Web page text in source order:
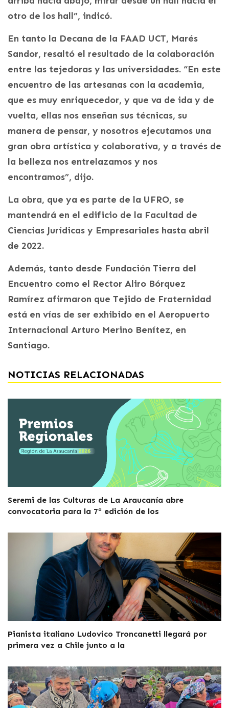
otro de los hall”, indicó.
En tanto la Decana de la FAAD UCT, Marés
Sandor, resaltó el resultado de la colaboración
entre las tejedoras y las universidades. “En este
encuentro de las artesanas con la academia,
que es muy enriquecedor, y que va de ida y de
vuelta, ellas nos enseñan sus técnicas, su
manera de pensar, y nosotros ejecutamos una
gran obra artística y colaborativa, y a través de
la belleza nos entrelazamos y nos
encontramos”, dijo.
La obra, que ya es parte de la UFRO, se
mantendrá en el edificio de la Facultad de
Ciencias Jurídicas y Empresariales hasta abril
de 2022.
Además, tanto desde Fundación Tierra del
Encuentro como el Rector Aliro Bórquez
Ramírez afirmaron que Tejido de Fraternidad
está en vías de ser exhibido en el Aeropuerto
Internacional Arturo Merino Benítez, en
Santiago.
NOTICIAS RELACIONADAS
Seremi de las Culturas de La Araucanía abre
convocatoria para la 7ª edición de los
Pianista italiano Ludovico Troncanetti llegará por
primera vez a Chile junto a la